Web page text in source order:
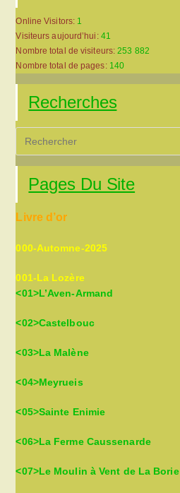
Online Visitors: 1
Visiteurs aujourd’hui: 41
Nombre total de visiteurs:253 882
Nombre total de pages: 140
Recherches
Pages Du Site
Livre d’or
000-Automne-2025
001-La Lozère
<01>L’Aven-Armand
<02>Castelbouc
<03>La Malène
<04>Meyrueis
<05>Sainte Enimie
<06>La Ferme Caussenarde
<07>Le Moulin à Vent de La Borie